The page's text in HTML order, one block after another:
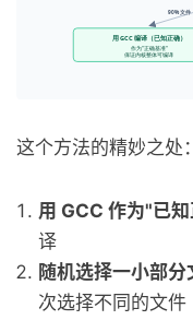
这个方法的精妙之处：
用 GCC 作为"已
译
随机选择一小部分
次选择不同的文件